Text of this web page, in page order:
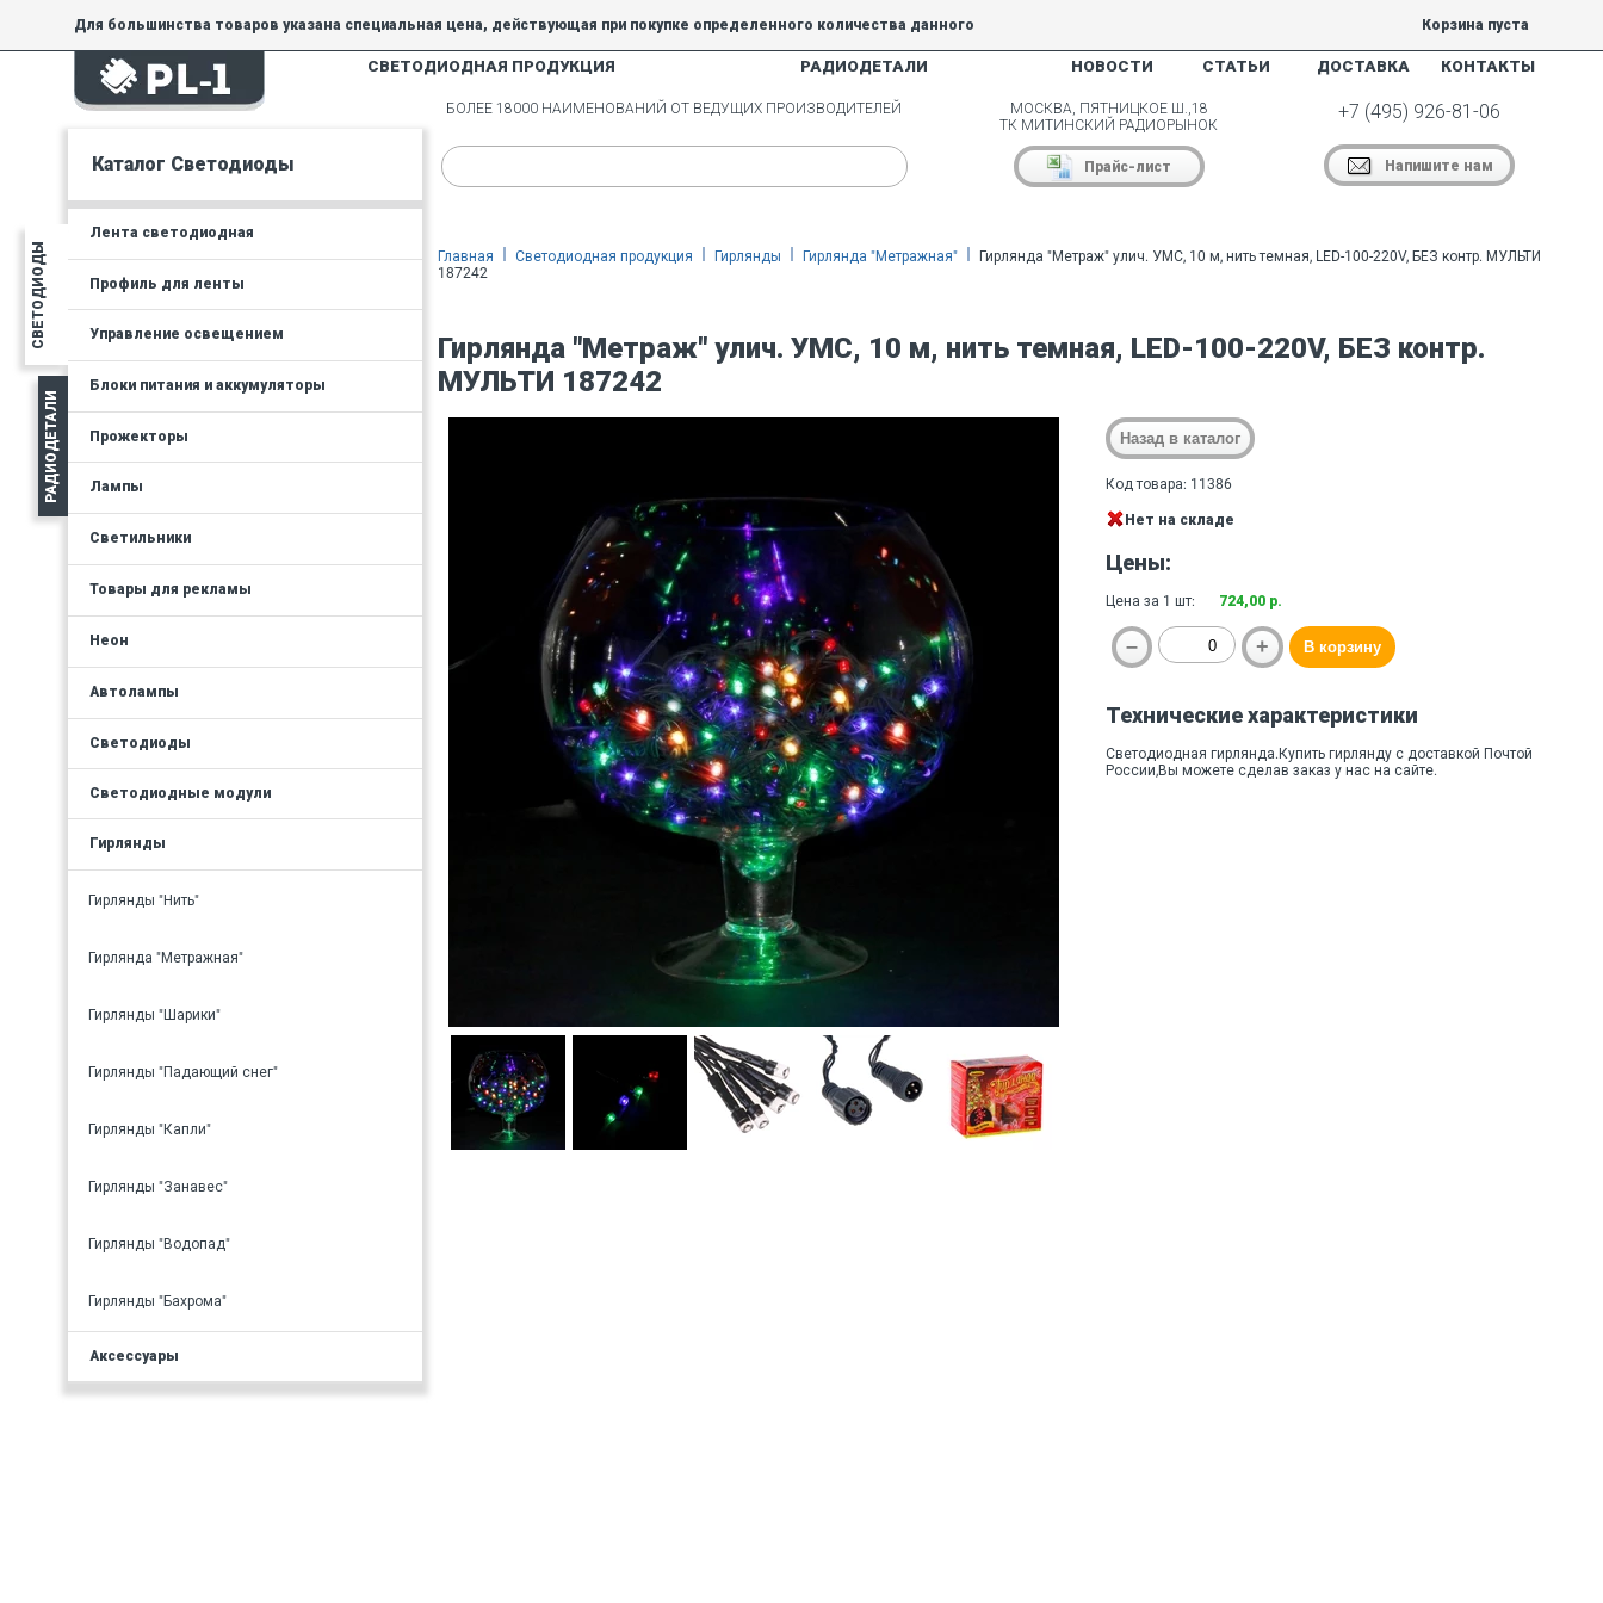
Для большинства товаров указана специальная цена, действующая при покупке определенного количества данного
товара.
На товары, купленные по специальной цене, общие скидки 5% и 10% не действуют.
Корзина пуста
СВЕТОДИОДНАЯ ПРОДУКЦИЯ РАДИОДЕТАЛИ НОВОСТИ СТАТЬИ ДОСТАВКА КОНТАКТЫ
СВЕТОДИОДЫ
РАДИОДЕТАЛИ
Каталог Светодиоды
Лента светодиодная
Профиль для ленты
Управление освещением
Блоки питания и аккумуляторы
Прожекторы
Лампы
Светильники
Товары для рекламы
Неон
Автолампы
Светодиоды
Светодиодные модули
Гирлянды
Гирлянды "Нить"
Гирлянда "Метражная"
Гирлянды "Шарики"
Гирлянды "Падающий снег"
Гирлянды "Капли"
Гирлянды "Занавес"
Гирлянды "Водопад"
Гирлянды "Бахрома"
Аксессуары
БОЛЕЕ 18000 НАИМЕНОВАНИЙ ОТ ВЕДУЩИХ ПРОИЗВОДИТЕЛЕЙ
МОСКВА, ПЯТНИЦКОЕ Ш.,18
ТК МИТИНСКИЙ РАДИОРЫНОК
Прайс-лист
+7 (495) 926-81-06
Напишите нам
Главная Светодиодная продукция Гирлянды Гирлянда "Метражная"
Гирлянда "Метраж" улич. УМС, 10 м, нить темная, LED-100-220V, БЕЗ контр. МУЛЬТИ
187242
Гирлянда "Метраж" улич. УМС, 10 м, нить темная, LED-100-220V, БЕЗ контр.
МУЛЬТИ 187242
Код товара: 11386
Нет на складе
Цены:
Цена за 1 шт: 724,00 р.
Технические характеристики
Светодиодная гирлянда.Купить гирлянду с доставкой Почтой
России,Вы можете сделав заказ у нас на сайте.